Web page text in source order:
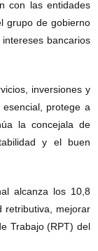
con las entidades
grupo de gobierno
bancarios
inversiones y
protege a
la concejala de
y el buen
alcanza los 10,8
retributiva, mejorar
Trabajo (RPT) del